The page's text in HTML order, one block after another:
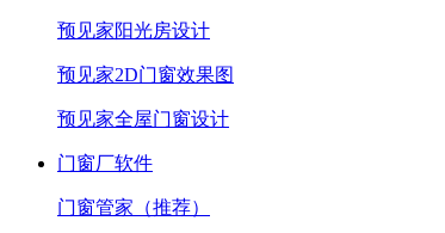
预见家阳光房设计
预见家2D门窗效果图
预见家全屋门窗设计
门窗厂软件
门窗管家（推荐）